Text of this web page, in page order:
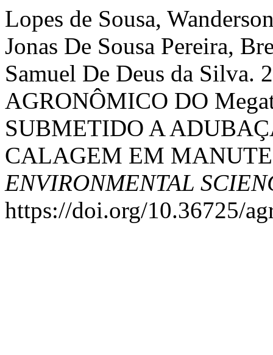
Lopes de Sousa,
Jonas De Sousa Pereira,
Samuel De Deus da Silva.
AGRONÔMICO DO
SUBMETIDO A
CALAGEM EM
ENVIRONMENTAL
https://doi.org/10.36725/